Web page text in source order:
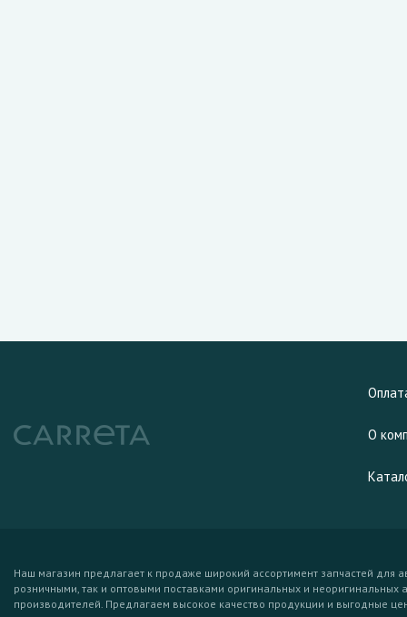
О
Наш магазин предлагает к продаже широкий ассортимент запчастей для
розничными, так и оптовыми поставками оригинальных и неоригинальных
производителей. Предлагаем высокое качество продукции и выгодные